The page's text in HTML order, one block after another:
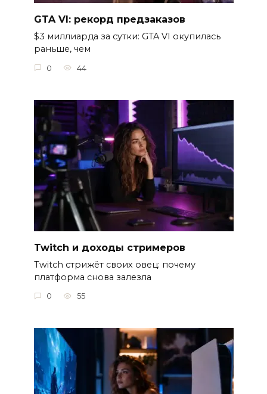
GTA VI: рекорд предзаказов
$3 миллиарда за сутки: GTA VI окупилась
раньше, чем
0 44
Twitch и доходы стримеров
Twitch стрижёт своих овец: почему
платформа снова залезла
0 55